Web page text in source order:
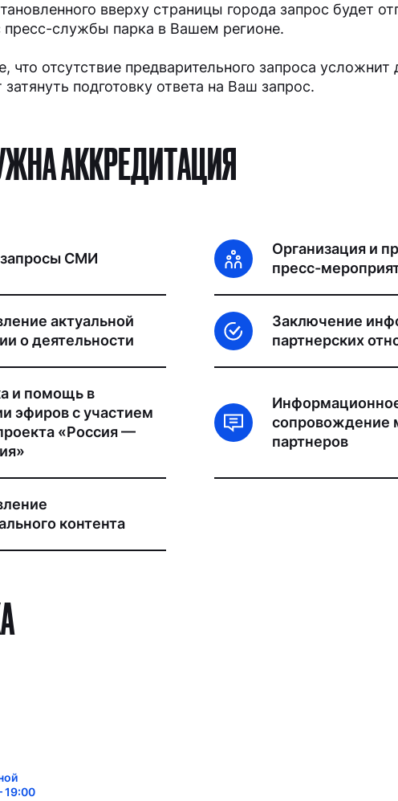
вверху страницы города запрос будет
службы парка в Вашем регионе.
что отсутствие предварительного запроса усложнит
подготовку ответа на Ваш запрос.
АККРЕДИТАЦИЯ
СМИ
Организация и
пресс-
актуальной
о деятельности
Заключение
партнерских
и помощь в
эфиров с участием
«Россия —
сопровождение
партнеров
контента
19:00